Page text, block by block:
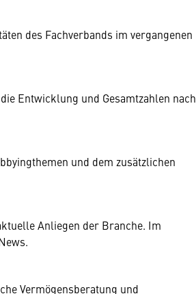
des Fachverbands im vergangenen
Entwicklung und Gesamtzahlen nach
und dem zusätzlichen
Anliegen der Branche. Im
Vermögensberatung und